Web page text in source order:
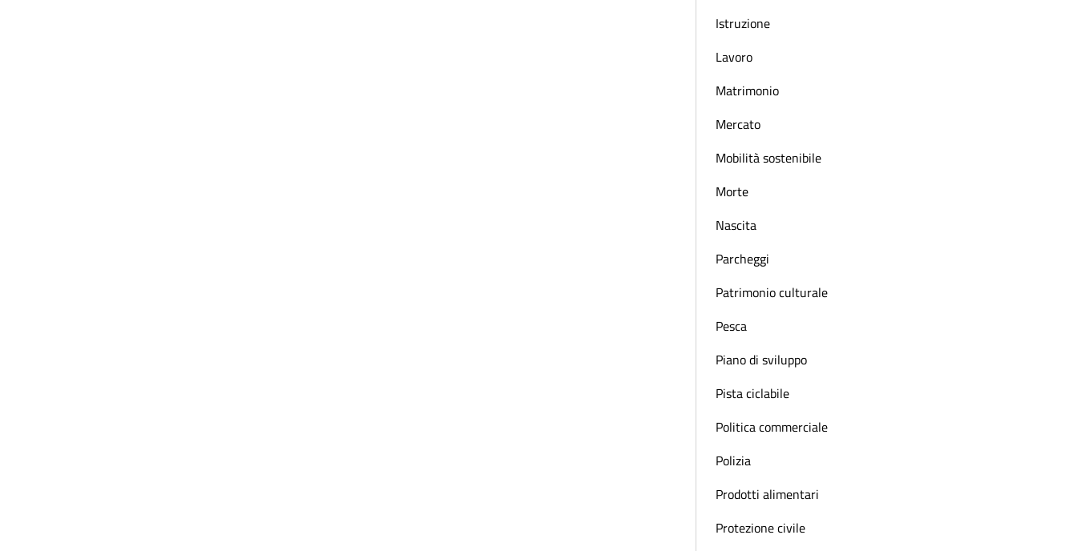
Istruzione
Lavoro
Matrimonio
Mercato
Mobilità sostenibile
Morte
Nascita
Parcheggi
Patrimonio culturale
Pesca
Piano di sviluppo
Pista ciclabile
Politica commerciale
Polizia
Prodotti alimentari
Protezione civile